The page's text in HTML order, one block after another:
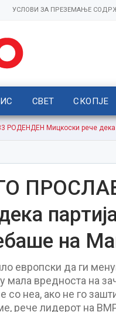
УСЛОВИ ЗА ПРЕЗЕМАЊЕ
СВЕТ СКОПЈЕ
Мицкоски рече дека
на
европски да ги
мала вредноста на
неа, ако не го
рече лидерот на